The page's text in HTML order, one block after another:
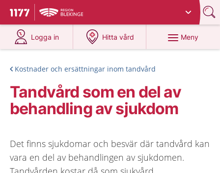
Till startsidan för 1177
Du har valt region
Logga in
på 1177.se
Hitta vård
på 1177.se
Meny
Kostnader och ersättningar inom tandvård
Tandvård som en del av
behandling av sjukdom
Det finns sjukdomar och besvär där tandvård kan
vara en del av behandlingen av sjukdomen.